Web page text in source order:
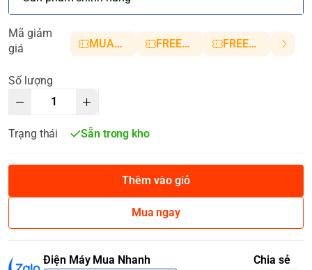
Mã giảm
giá
MUANHANH01 FREESHIP5 FREESHIP10
Số lượng
Trạng thái Sẵn trong kho
Thêm vào giỏ
Mua ngay
Điện Máy Mua Nhanh
Chia sẻ